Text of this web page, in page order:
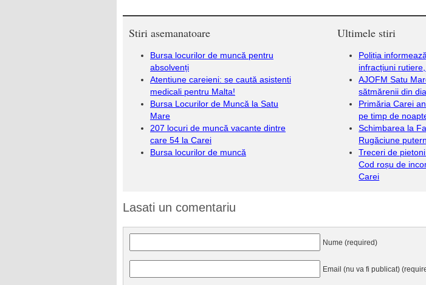
Stiri asemanatoare
Bursa locurilor de muncă pentru
absolvenți
Atentiune careieni: se caută asistenti
medicali pentru Malta!
Bursa Locurilor de Muncă la Satu
Mare
207 locuri de muncă vacante dintre
care 54 la Carei
Bursa locurilor de muncă
Ultimele stiri
Poliția
infracțiuni
AJOFM Satu
sătmărenii din
Primăria Carei
pe timp de
Schimbarea la
Rugăciune
Treceri de
Cod roșu de
Carei
Lasati un comentariu
Nume (required)
Email (nu va fi publicat)